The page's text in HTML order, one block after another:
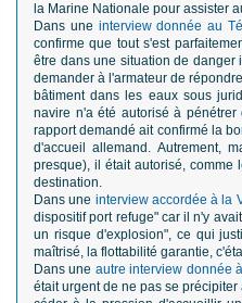
la Marine Nationale pour assister
Dans une interview donnée au
confirme que tout s'est
être dans une situation de danger
demander à l'armateur de
bâtiment dans les eaux sous
navire n'a été autorisé à
rapport demandé ait confirmé la
d'accueil allemand. Autrement,
presque), il était autorisé,
destination.
Dans une interview accordée à la
dispositif port refuge" car il n'y
un risque d'explosion", ce qui
maîtrisé, la flottabilité garantie,
Dans une autre interview donnée
était urgent de ne pas se